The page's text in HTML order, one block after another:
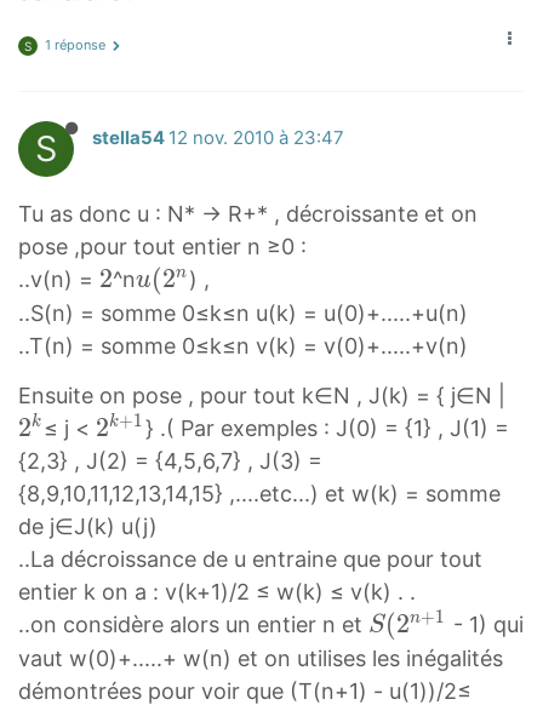
-
}
S 1 réponse
S stella54 12 nov. 2010 à 23:47
Tu as donc u : N* → R+* , décroissante et on
pose ,pour tout entier n ≥0 :
..v(n) = 2
2
2^nu
(
2
u
(
2
^
n
u(2n ) ,
..S(n) = somme 0≤k≤n u(k) = u(0)+.....+u(n)
..T(n) = somme 0≤k≤n v(k) = v(0)+.....+v(n)
Ensuite on pose , pour tout k∈N , J(k) = { j∈N |
k
2k ≤ j < 2
k
+
1
2
^
{
k
+
2k+1} .( Par exemples : J(0) = {1} , J(1) =
{2,3} , J(2) = {4,5,6,7} , J(3) =
{8,9,10,11,12,13,14,15} ,....etc...) et w(k) = somme
de j∈J(k) u(j)
..La décroissance de u entraine que pour tout
entier k on a : v(k+1)/2 ≤ w(k) ≤ v(k) . .
..on considère alors un entier n et S
(
2
S(2n+1 - 1) qui
vaut w(0)+.....+ w(n) et on utilises les inégalités
démontrées pour voir que (T(n+1) - u(1))/2≤